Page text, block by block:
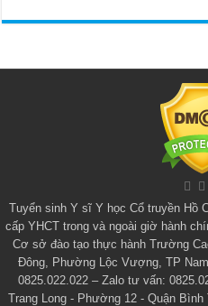
Tuyển sinh Y sĩ Y học Cổ truyền Hồ
cấp YHCT trong và ngoài giờ hành
Cơ sở đào tạo thực hành Trường
Đông, Phường Lộc Vượng, TP
0825.022.022 – Zalo tư vấn:
Trang Long - Phường 12 - Quận